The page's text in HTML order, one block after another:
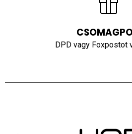
DPD vagy Foxpostot